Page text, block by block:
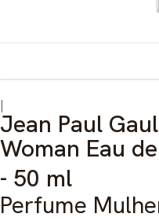
|
Jean Paul
Woman Eau
- 50 ml
Perfume